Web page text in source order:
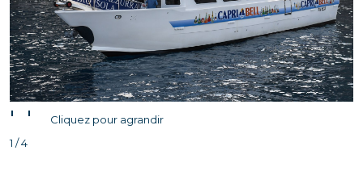
' '
Cliquez pour agrandir
1 / 4